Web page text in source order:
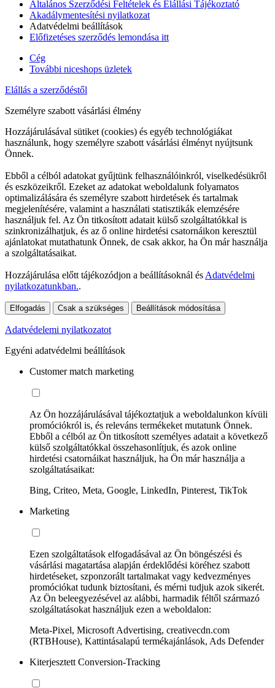
Általános Szerződési Feltételek és Elállási Tájékoztató
Akadálymentesítési nyilatkozat
Adatvédelmi beállítások
Előfizetéses szerződés lemondása itt
Cég
További niceshops üzletek
Elállás a szerződéstől
Személyre szabott vásárlási élmény
Hozzájárulásával sütiket (cookies) és egyéb technológiákat
használunk, hogy személyre szabott vásárlási élményt nyújtsunk
Önnek.
Ebből a célból adatokat gyűjtünk felhasználóinkról, viselkedésükről
és eszközeikről. Ezeket az adatokat weboldalunk folyamatos
optimalizálására és személyre szabott hirdetések és tartalmak
megjelenítésére, valamint a használati statisztikák elemzésére
használjuk fel. Az Ön titkosított adatait külső szolgáltatókkal is
szinkronizálhatjuk, és az ő online hirdetési csatornáikon keresztül
ajánlatokat mutathatunk Önnek, de csak akkor, ha Ön már használja
a szolgáltatásaikat.
Hozzájárulása előtt tájékozódjon a beállításoknál és Adatvédelmi
nyilatkozatunkban..
Elfogadás Csak a szükséges Beállítások módosítása
Adatvédelemi nyilatkozatot
Egyéni adatvédelmi beállítások
Customer match marketing
Az Ön hozzájárulásával tájékoztatjuk a weboldalunkon kívüli
promóciókról is, és releváns termékeket mutatunk Önnek.
Ebből a célból az Ön titkosított személyes adatait a következő
külső szolgáltatókkal összehasonlítjuk, és azok online
hirdetési csatornáikat használjuk, ha Ön már használja a
szolgáltatásaikat:
Bing, Criteo, Meta, Google, LinkedIn, Pinterest, TikTok
Marketing
Ezen szolgáltatások elfogadásával az Ön böngészési és
vásárlási magatartása alapján érdeklődési köréhez szabott
hirdetéseket, szponzorált tartalmakat vagy kedvezményes
promóciókat tudunk biztosítani, és mérni tudjuk azok sikerét.
Az Ön beleegyezésével az alábbi, harmadik féltől származó
szolgáltatásokat használjuk ezen a weboldalon:
Meta-Pixel, Microsoft Advertising, creativecdn.com
(RTBHouse), Kattintásalapú termékajánlások, Ads Defender
Kiterjesztett Conversion-Tracking